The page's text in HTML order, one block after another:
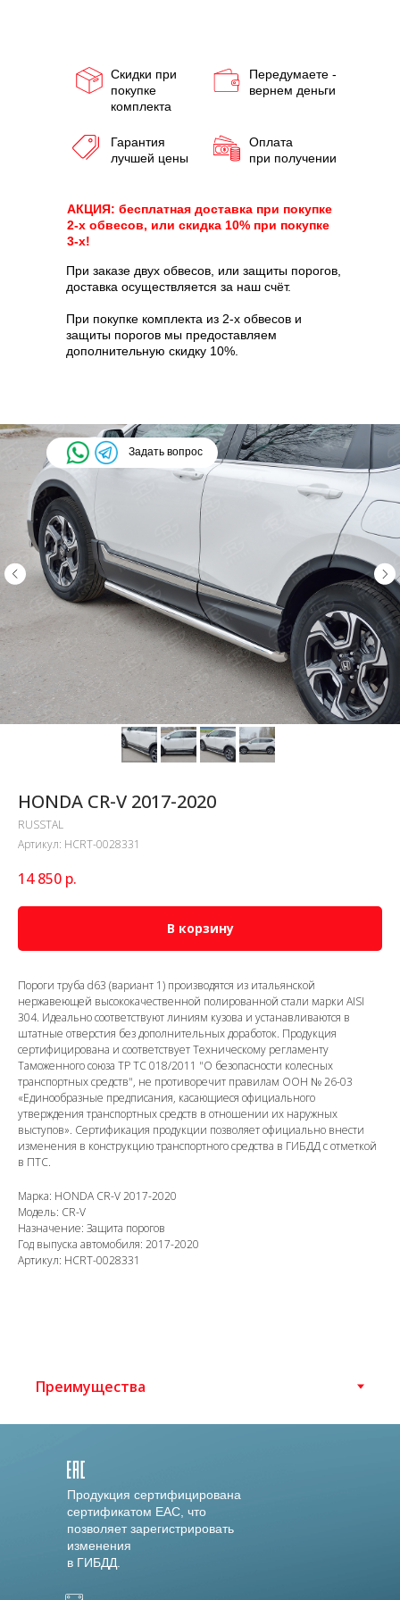
Скидки при
покупке
комплекта
Передумаете -
вернем деньги
Гарантия
лучшей цены
Оплата
при получении
АКЦИЯ: бесплатная доставка при покупке
2-х обвесов, или скидка 10% при покупке
3-х!
При заказе двух обвесов, или защиты порогов,
доставка осуществляется за наш счёт.
При покупке комплекта из 2-х обвесов и
защиты порогов мы предоставляем
дополнительную скидку 10%.
Задать вопрос
HONDA CR-V 2017-2020
RUSSTAL
Артикул: HCRT-0028331
14 850 р.
В корзину
Пороги труба d63 (вариант 1) производятся из итальянской
нержавеющей высококачественной полированной стали марки AISI
304. Идеально соответствуют линиям кузова и устанавливаются в
штатные отверстия без дополнительных доработок. Продукция
сертифицирована и соответствует Техническому регламенту
Таможенного союза ТР ТС 018/2011 "О безопасности колесных
транспортных средств", не противоречит правилам ООН № 26-03
«Единообразные предписания, касающиеся официального
утверждения транспортных средств в отношении их наружных
выступов». Сертификация продукции позволяет официально внести
изменения в конструкцию транспортного средства в ГИБДД с отметкой
в ПТС.
Марка: HONDA CR-V 2017-2020
Модель: CR-V
Назначение: Защита порогов
Год выпуска автомобиля: 2017-2020
Артикул: HCRT-0028331
Продукция сертифицирована
сертификатом EAC, что
позволяет зарегистрировать
изменения
в ГИБДД.